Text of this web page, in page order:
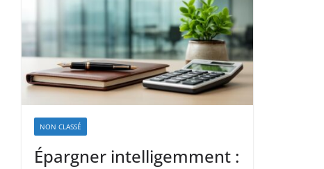
NON CLASSÉ
Épargner intelligemment :